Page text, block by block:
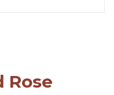
Rose